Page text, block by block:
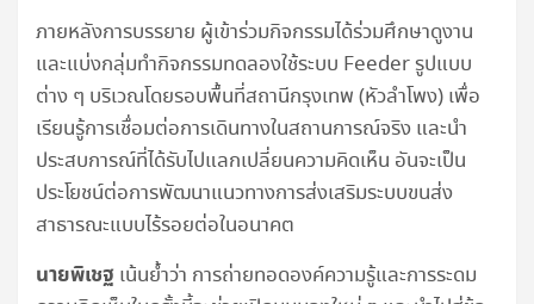
ภายหลังการบรรยาย ผู้เข้าร่วมกิจกรรมได้ร่วมศึกษาดูงาน
และแบ่งกลุ่มทำกิจกรรมทดลองใช้ระบบ Feeder รูปแบบ
ต่าง ๆ บริเวณโดยรอบพื้นที่สถานีกรุงเทพ (หัวลำโพง) เพื่อ
เรียนรู้การเชื่อมต่อการเดินทางในสถานการณ์จริง และนำ
ประสบการณ์ที่ได้รับไปแลกเปลี่ยนความคิดเห็น อันจะเป็น
ประโยชน์ต่อการพัฒนาแนวทางการส่งเสริมระบบขนส่ง
สาธารณะแบบไร้รอยต่อในอนาคต
นายพิเชฐ เน้นย้ำว่า การถ่ายทอดองค์ความรู้และการระดม